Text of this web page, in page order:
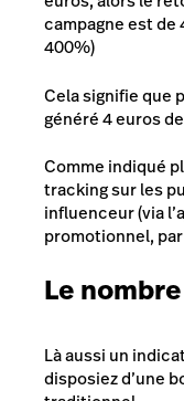
campagne est de
400%)
Cela signifie que
généré 4 euros
Comme indiqué
tracking sur les
influenceur (via
promotionnel,
Le
Là aussi un
disposiez d’une